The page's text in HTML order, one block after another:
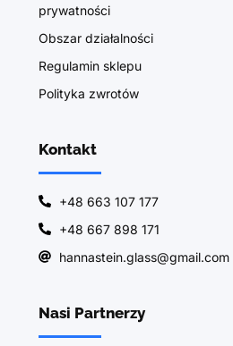
prywatności
Obszar działalności
Regulamin sklepu
Polityka zwrotów
Kontakt
+48 663 107 177
+48 667 898 171
hannastein.glass@gmail.com
Nasi Partnerzy